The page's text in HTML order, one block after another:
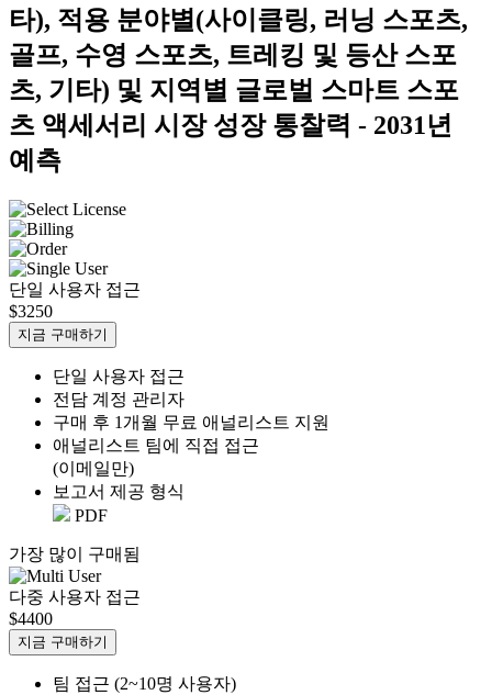
타), 적용 분야별(사이클링, 러닝 스포츠,
골프, 수영 스포츠, 트레킹 및 등산 스포
츠, 기타) 및 지역별 글로벌 스마트 스포
츠 액세서리 시장 성장 통찰력 - 2031년
예측
단일 사용자 접근
$3250
지금 구매하기
단일 사용자 접근
전담 계정 관리자
구매 후 1개월 무료 애널리스트 지원
애널리스트 팀에 직접 접근
(이메일만)
보고서 제공 형식
PDF
가장 많이 구매됨
다중 사용자 접근
$4400
지금 구매하기
팀 접근 (2~10명 사용자)